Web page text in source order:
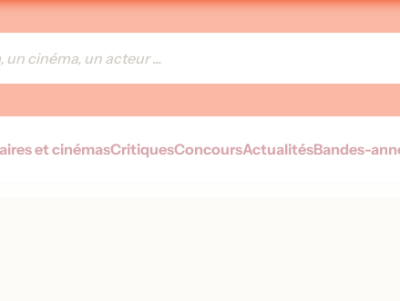
et cinémasCritiquesConcoursActualitésBandes-